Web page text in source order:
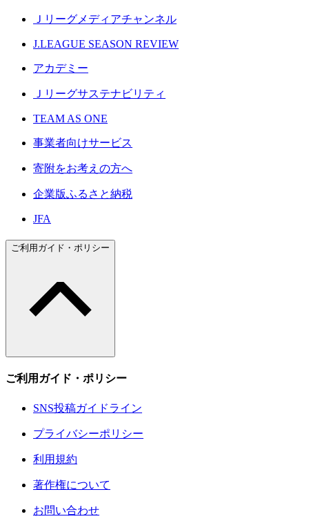
Ｊリーグメディアチャンネル
J.LEAGUE SEASON REVIEW
アカデミー
Ｊリーグサステナビリティ
TEAM AS ONE
事業者向けサービス
寄附をお考えの方へ
企業版ふるさと納税
JFA
ご利用ガイド・ポリシー
ご利用ガイド・ポリシー
SNS投稿ガイドライン
プライバシーポリシー
利用規約
著作権について
お問い合わせ